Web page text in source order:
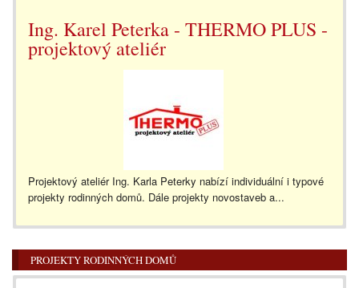
Ing. Karel Peterka - THERMO PLUS -
projektový ateliér
Projektový ateliér Ing. Karla Peterky nabízí individuální i typové
projekty rodinných domů. Dále projekty novostaveb a...
PROJEKTY RODINNÝCH DOMŮ